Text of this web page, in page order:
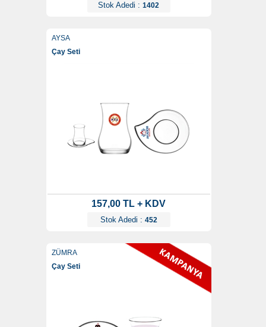
Stok Adedi : 1402
AYSA
Çay Seti
157,00 TL + KDV
Stok Adedi : 452
ZÜMRA
Çay Seti